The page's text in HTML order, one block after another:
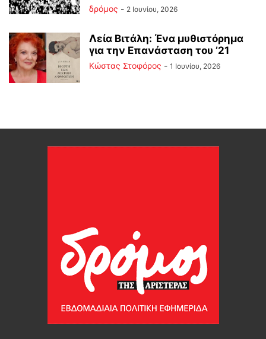
δρόμος - 2 Ιουνίου, 2026
Λεία Βιτάλη: Ένα μυθιστόρημα
για την Επανάσταση του ’21
Κώστας Στοφόρος - 1 Ιουνίου, 2026